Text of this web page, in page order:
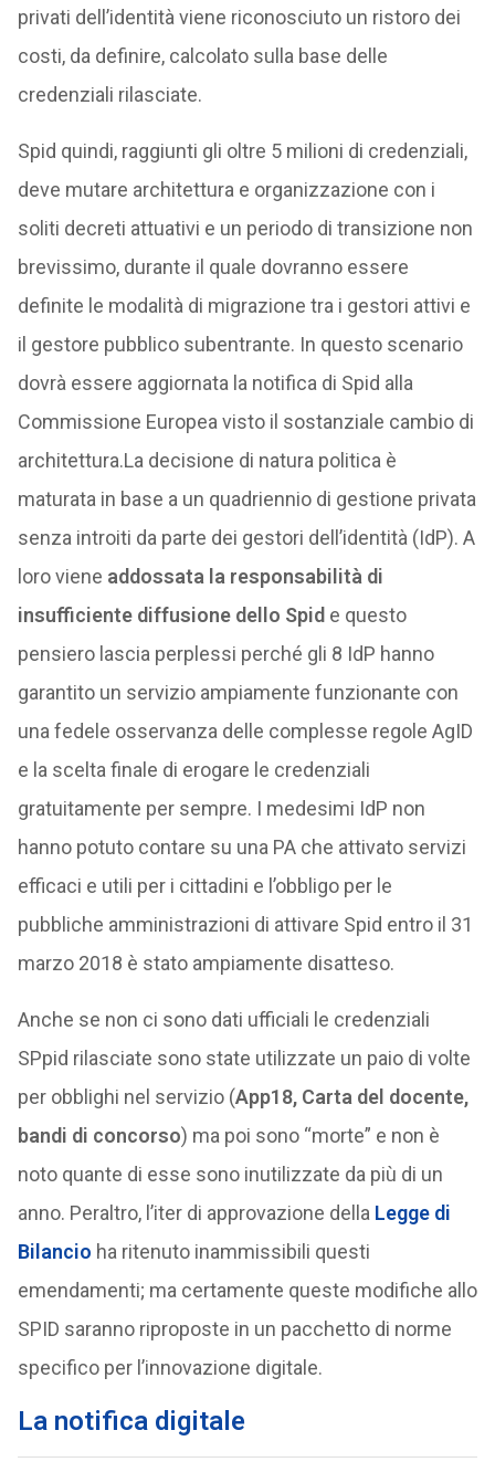
privati dell’identità viene riconosciuto un ristoro dei
costi, da definire, calcolato sulla base delle
credenziali rilasciate.
Spid quindi, raggiunti gli oltre 5 milioni di credenziali,
deve mutare architettura e organizzazione con i
soliti decreti attuativi e un periodo di transizione non
brevissimo, durante il quale dovranno essere
definite le modalità di migrazione tra i gestori attivi e
il gestore pubblico subentrante. In questo scenario
dovrà essere aggiornata la notifica di Spid alla
Commissione Europea visto il sostanziale cambio di
architettura.La decisione di natura politica è
maturata in base a un quadriennio di gestione privata
senza introiti da parte dei gestori dell’identità (IdP). A
loro viene addossata la responsabilità di
insufficiente diffusione dello Spid e questo
pensiero lascia perplessi perché gli 8 IdP hanno
garantito un servizio ampiamente funzionante con
una fedele osservanza delle complesse regole AgID
e la scelta finale di erogare le credenziali
gratuitamente per sempre. I medesimi IdP non
hanno potuto contare su una PA che attivato servizi
efficaci e utili per i cittadini e l’obbligo per le
pubbliche amministrazioni di attivare Spid entro il 31
marzo 2018 è stato ampiamente disatteso.
Anche se non ci sono dati ufficiali le credenziali
SPpid rilasciate sono state utilizzate un paio di volte
per obblighi nel servizio (App18, Carta del docente,
bandi di concorso) ma poi sono “morte” e non è
noto quante di esse sono inutilizzate da più di un
anno. Peraltro, l’iter di approvazione della Legge di
Bilancio ha ritenuto inammissibili questi
emendamenti; ma certamente queste modifiche allo
SPID saranno riproposte in un pacchetto di norme
specifico per l’innovazione digitale.
La notifica digitale